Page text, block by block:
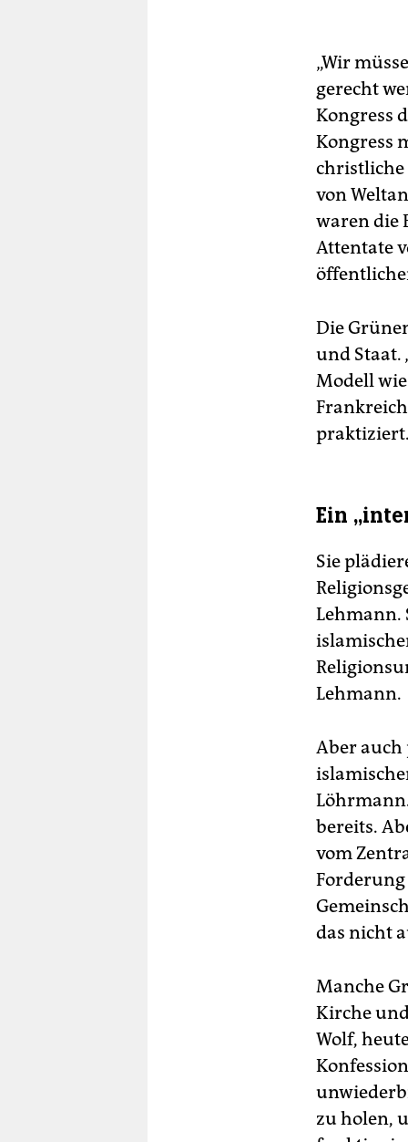
„Wir
gerecht
Kongress
Kongress
christliche
von
waren die
Attentate
Die
und Staat.
Modell
Ein
Sie
Lehmann.
Lehmann.
Aber auch
bereits.
vom
das nicht
Manche
Kirche
Wolf,
zu holen,